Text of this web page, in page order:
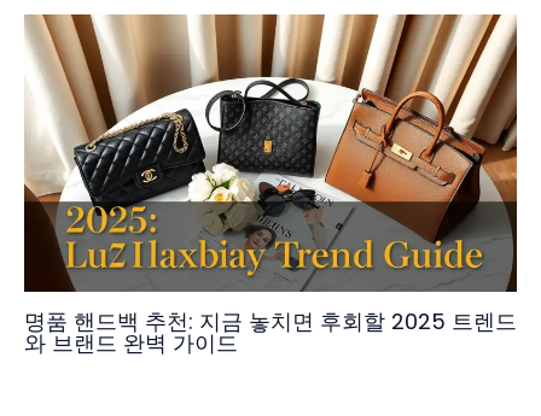
명품 핸드백 추천: 지금 놓치면 후회할 2025 트렌드
와 브랜드 완벽 가이드